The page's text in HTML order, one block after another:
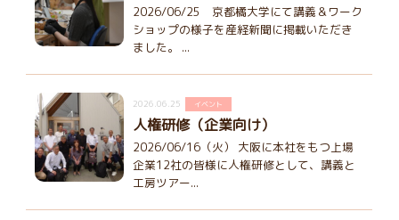
2026/06/25 京都橘大学にて講義＆ワーク
ショップの様子を産経新聞に掲載いただき
ました。 ...
2026.06.25 イベント
人権研修（企業向け）
2026/06/16（火） 大阪に本社をもつ上場
企業12社の皆様に人権研修として、講義と
工房ツアー...